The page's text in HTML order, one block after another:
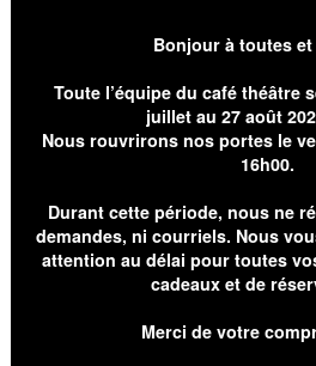
Bonjour à toutes
Toute l’équipe du café théâtre
juillet au 27 août
Nous rouvrirons nos portes le
16h00.
Durant cette période, nous ne
demandes, ni courriels. Nous
attention au délai pour toutes
cadeaux et de
Merci de votre